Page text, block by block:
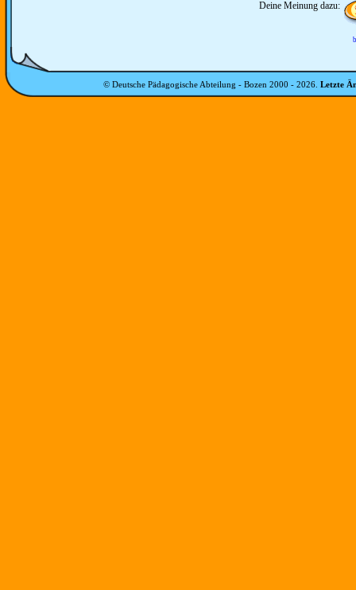
Deine Meinung dazu:
© Deutsche Pädagogische Abteilung - Bozen 2000 - 2026 Letzte